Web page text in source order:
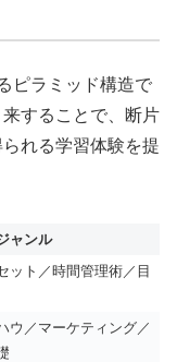
ピラミッド構造で
することで、断片
れる学習体験を提
ャンル
ット／時間管理術／目
ウ／マーケティング／